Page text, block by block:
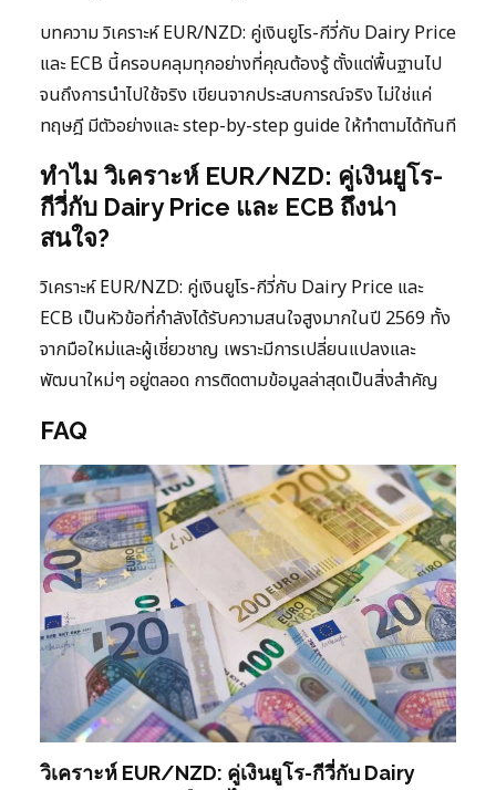
บทความ วิเคราะห์ EUR/NZD: คู่เงินยูโร-กีวี่กับ Dairy Price
และ ECB นี้ครอบคลุมทุกอย่างที่คุณต้องรู้ ตั้งแต่พื้นฐานไป
จนถึงการนำไปใช้จริง เขียนจากประสบการณ์จริง ไม่ใช่แค่
ทฤษฎี มีตัวอย่างและ step-by-step guide ให้ทำตามได้ทันที
ทำไม วิเคราะห์ EUR/NZD: คู่เงินยูโร-
กีวี่กับ Dairy Price และ ECB ถึงน่า
สนใจ?
วิเคราะห์ EUR/NZD: คู่เงินยูโร-กีวี่กับ Dairy Price และ
ECB เป็นหัวข้อที่กำลังได้รับความสนใจสูงมากในปี 2569 ทั้ง
จากมือใหม่และผู้เชี่ยวชาญ เพราะมีการเปลี่ยนแปลงและ
พัฒนาใหม่ๆ อยู่ตลอด การติดตามข้อมูลล่าสุดเป็นสิ่งสำคัญ
FAQ
วิเคราะห์ EUR/NZD: คู่เงินยูโร-กีวี่กับ Dairy